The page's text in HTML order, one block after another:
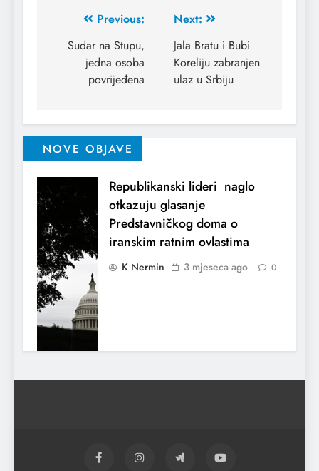
Previous:
Sudar na Stupu,
jedna osoba
povrijeđena
Next:
Jala Bratu i Bubi
Koreliju zabranjen
ulaz u Srbiju
NOVE OBJAVE
Republikanski lideri naglo
otkazuju glasanje
Predstavničkog doma o
iranskim ratnim ovlastima
K Nermin 3 mjeseca ago 0
El Nino utiče na živote stotina miliona